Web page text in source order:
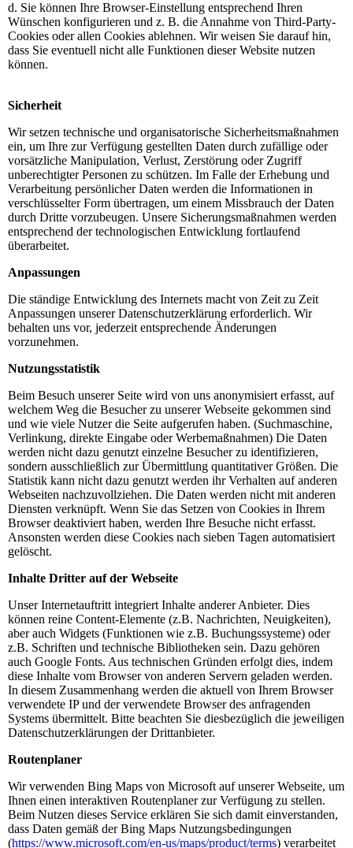
d. Sie können Ihre Browser-Einstellung entsprechend Ihren
Wünschen konfigurieren und z. B. die Annahme von Third-Party-
Cookies oder allen Cookies ablehnen. Wir weisen Sie darauf hin,
dass Sie eventuell nicht alle Funktionen dieser Website nutzen
können.
Sicherheit
Wir setzen technische und organisatorische Sicherheitsmaßnahmen
ein, um Ihre zur Verfügung gestellten Daten durch zufällige oder
vorsätzliche Manipulation, Verlust, Zerstörung oder Zugriff
unberechtigter Personen zu schützen. Im Falle der Erhebung und
Verarbeitung persönlicher Daten werden die Informationen in
verschlüsselter Form übertragen, um einem Missbrauch der Daten
durch Dritte vorzubeugen. Unsere Sicherungsmaßnahmen werden
entsprechend der technologischen Entwicklung fortlaufend
überarbeitet.
Anpassungen
Die ständige Entwicklung des Internets macht von Zeit zu Zeit
Anpassungen unserer Datenschutzerklärung erforderlich. Wir
behalten uns vor, jederzeit entsprechende Änderungen
vorzunehmen.
Nutzungsstatistik
Beim Besuch unserer Seite wird von uns anonymisiert erfasst, auf
welchem Weg die Besucher zu unserer Webseite gekommen sind
und wie viele Nutzer die Seite aufgerufen haben. (Suchmaschine,
Verlinkung, direkte Eingabe oder Werbemaßnahmen) Die Daten
werden nicht dazu genutzt einzelne Besucher zu identifizieren,
sondern ausschließlich zur Übermittlung quantitativer Größen. Die
Statistik kann nicht dazu genutzt werden ihr Verhalten auf anderen
Webseiten nachzuvollziehen. Die Daten werden nicht mit anderen
Diensten verknüpft. Wenn Sie das Setzen von Cookies in Ihrem
Browser deaktiviert haben, werden Ihre Besuche nicht erfasst.
Ansonsten werden diese Cookies nach sieben Tagen automatisiert
gelöscht.
Inhalte Dritter auf der Webseite
Unser Internetauftritt integriert Inhalte anderer Anbieter. Dies
können reine Content-Elemente (z.B. Nachrichten, Neuigkeiten),
aber auch Widgets (Funktionen wie z.B. Buchungssysteme) oder
z.B. Schriften und technische Bibliotheken sein. Dazu gehören
auch Google Fonts. Aus technischen Gründen erfolgt dies, indem
diese Inhalte vom Browser von anderen Servern geladen werden.
In diesem Zusammenhang werden die aktuell von Ihrem Browser
verwendete IP und der verwendete Browser des anfragenden
Systems übermittelt. Bitte beachten Sie diesbezüglich die jeweiligen
Datenschutzerklärungen der Drittanbieter.
Routenplaner
Wir verwenden Bing Maps von Microsoft auf unserer Webseite, um
Ihnen einen interaktiven Routenplaner zur Verfügung zu stellen.
Beim Nutzen dieses Service erklären Sie sich damit einverstanden,
dass Daten gemäß der Bing Maps Nutzungsbedingungen
(https://www.microsoft.com/en-us/maps/product/terms) verarbeitet